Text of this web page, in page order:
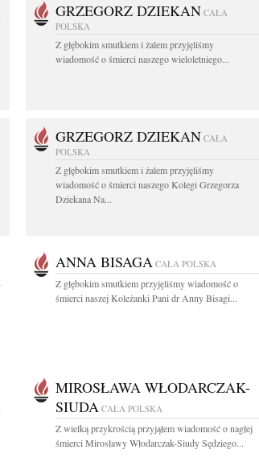
GRZEGORZ DZIEKAN CAŁA
POLSKA
Z głębokim smutkiem i żalem przyjęliśmy
wiadomość o śmierci naszego wieloletniego...
GRZEGORZ DZIEKAN CAŁA
POLSKA
Z głębokim smutkiem i żalem przyjęliśmy
wiadomość o śmierci naszego Kolegi Grzegorza
Dziekana Na...
ANNA BISAGA CAŁA POLSKA
Z głębokim smutkiem przyjęliśmy wiadomość o
śmierci naszej Koleżanki Pani dr Anny Bisagi...
MIROSŁAWA WŁODARCZAK-
SIUDA CAŁA POLSKA
Z wielką przykrością przyjąłem wiadomość o nagłej
śmierci Mirosławy Włodarczak-Siudy Sędziego...